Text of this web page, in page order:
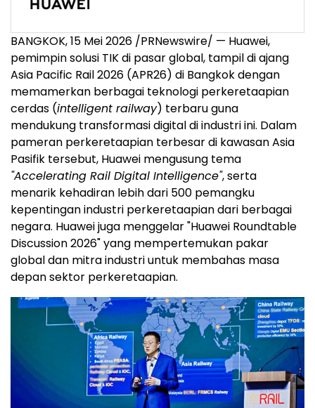
BANGKOK, 15 Mei 2026 /PRNewswire/ — Huawei,
pemimpin solusi TIK di pasar global, tampil di ajang
Asia Pacific Rail 2026 (APR26) di Bangkok dengan
memamerkan berbagai teknologi perkeretaapian
cerdas (intelligent railway) terbaru guna
mendukung transformasi digital di industri ini. Dalam
pameran perkeretaapian terbesar di kawasan Asia
Pasifik tersebut, Huawei mengusung tema
"Accelerating Rail Digital Intelligence", serta
menarik kehadiran lebih dari 500 pemangku
kepentingan industri perkeretaapian dari berbagai
negara. Huawei juga menggelar "Huawei Roundtable
Discussion 2026" yang mempertemukan pakar
global dan mitra industri untuk membahas masa
depan sektor perkeretaapian.